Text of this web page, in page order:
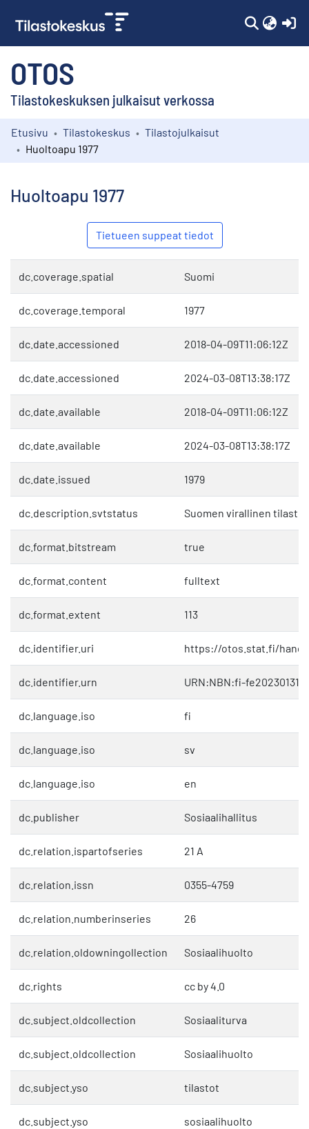
OTOS
Tilastokeskuksen julkaisut verkossa
Kokoelmat
Etusivu Tilastokeskus
Tilastojulkaisut
Huoltoapu 1977
Huoltoapu 1977
Tietueen suppeat tiedot
dc.coverage.spatial Suomi
dc.coverage.temporal 1977
dc.date.accessioned 2018-04-09T11:06:12Z
dc.date.accessioned 2024-03-08T13:38:17Z
dc.date.available 2018-04-09T11:06:12Z
dc.date.available 2024-03-08T13:38:17Z
dc.date.issued 1979
dc.description.svtstatus Suomen virallinen tilasto
dc.format.bitstream true
dc.format.content fulltext
dc.format.extent 113
dc.identifier.uri https://otos.stat.fi/
dc.identifier.urn URN:NBN:fi-
dc.language.iso fi
dc.language.iso sv
dc.language.iso en
dc.publisher Sosiaalihallitus
dc.relation.ispartofseries 21 A
dc.relation.issn 0355-4759
dc.relation.numberinseries 26
dc.relation.oldowningollection Sosiaalihuolto
dc.rights cc by 4.0
dc.subject.oldcollection Sosiaaliturva
dc.subject.oldcollection Sosiaalihuolto
dc.subject.yso tilastot
dc.subject.yso sosiaalihuolto